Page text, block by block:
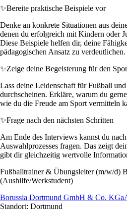
✨Bereite praktische Beispiele vor
Denke an konkrete Situationen aus
denen du erfolgreich mit Kindern oder
Diese Beispiele helfen dir, deine
pädagogischen Ansatz zu verdeutlichen.
✨Zeige deine Begeisterung für den
Lass deine Leidenschaft für Fußball
durchscheinen. Erkläre, warum du
wie du die Freude am Sport vermitteln
✨Frage nach den nächsten Schritten
Am Ende des Interviews kannst du
Auswahlprozesses fragen. Das zeigt
gibt dir gleichzeitig wertvolle
Fußballtrainer & Übungsleiter (m/w/d)
(Aushilfe/Werkstudent)
Borussia Dortmund GmbH & Co.
Standort: Dortmund